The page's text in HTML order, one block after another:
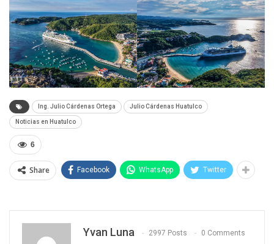
Ing. Julio Cárdenas Ortega Julio Cárdenas Huatulco
Noticias en Huatulco
6
Share Facebook WhatsApp Twitter
Yvan Luna 2997 Posts 0 Comments